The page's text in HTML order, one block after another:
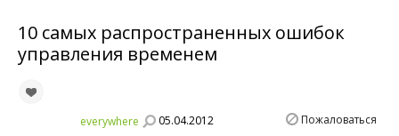
10 самых распространенных ошибок
управления временем
everywhere 05.04.2012 Пожаловаться